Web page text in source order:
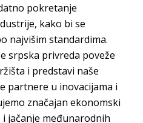
pokretanje
kako bi se
najvišim standardima.
srpska privreda poveže
i predstavi naše
partnere u inovacijama i
značajan ekonomski
jačanje međunarodnih